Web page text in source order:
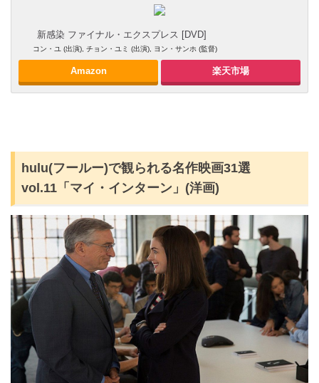
新感染 ファイナル・エクスプレス [DVD]
コン・ユ (出演), チョン・ユミ (出演), ヨン・サンホ (監督)
Amazon 楽天市場
hulu(フールー)で観られる名作映画31選
vol.11「マイ・インターン」(洋画)